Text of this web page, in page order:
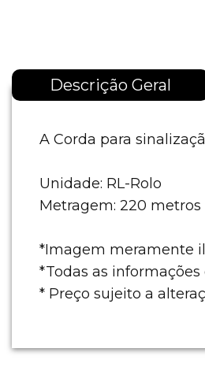
Descrição Geral
A Corda para
Unidade: RL-Rolo
Metragem: 220 metros
*Imagem meramente
*Todas as
* Preço sujeito a